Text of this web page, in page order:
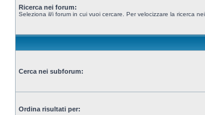
Ricerca nei forum:
Seleziona il/i forum in cui vuoi cercare. Per velocizzare la ricerca
Cerca nei subforum:
Ordina risultati per: